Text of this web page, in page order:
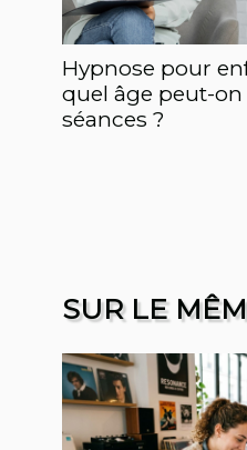
Hypnose pour
quel âge peut-on
séances ?
SUR LE